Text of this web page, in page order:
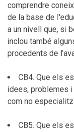
comprendre
de la base de
a un nivell que, si
inclou també
procedents de
CB4. Que els
idees, problemes
com no
CB5. Que els